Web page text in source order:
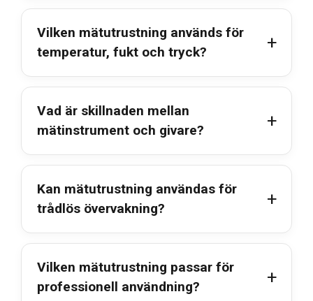
Vilken mätutrustning används för
temperatur, fukt och tryck?
Vad är skillnaden mellan
mätinstrument och givare?
Kan mätutrustning användas för
trådlös övervakning?
Vilken mätutrustning passar för
professionell användning?